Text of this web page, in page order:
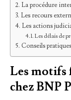
La procédure
Les recours
Les actions
Les délais de
Conseils
Les motifs
chez BNP